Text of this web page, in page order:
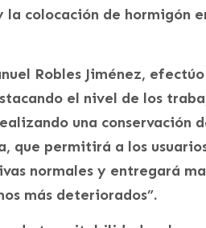
colocación de hormigón
Robles Jiménez,
el nivel de los
una conservación
que permitirá a los
normales y entregará
más deteriorados”.